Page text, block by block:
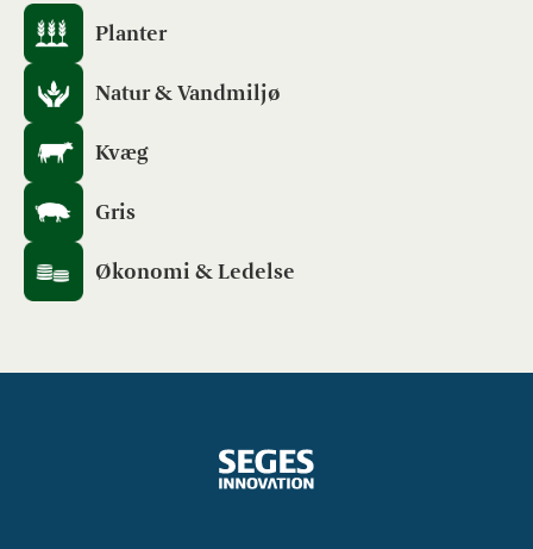
Planter
Natur & Vandmiljø
Kvæg
Gris
Økonomi & Ledelse